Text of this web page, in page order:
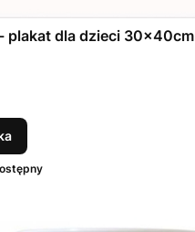
- plakat dla dzieci 30x40cm